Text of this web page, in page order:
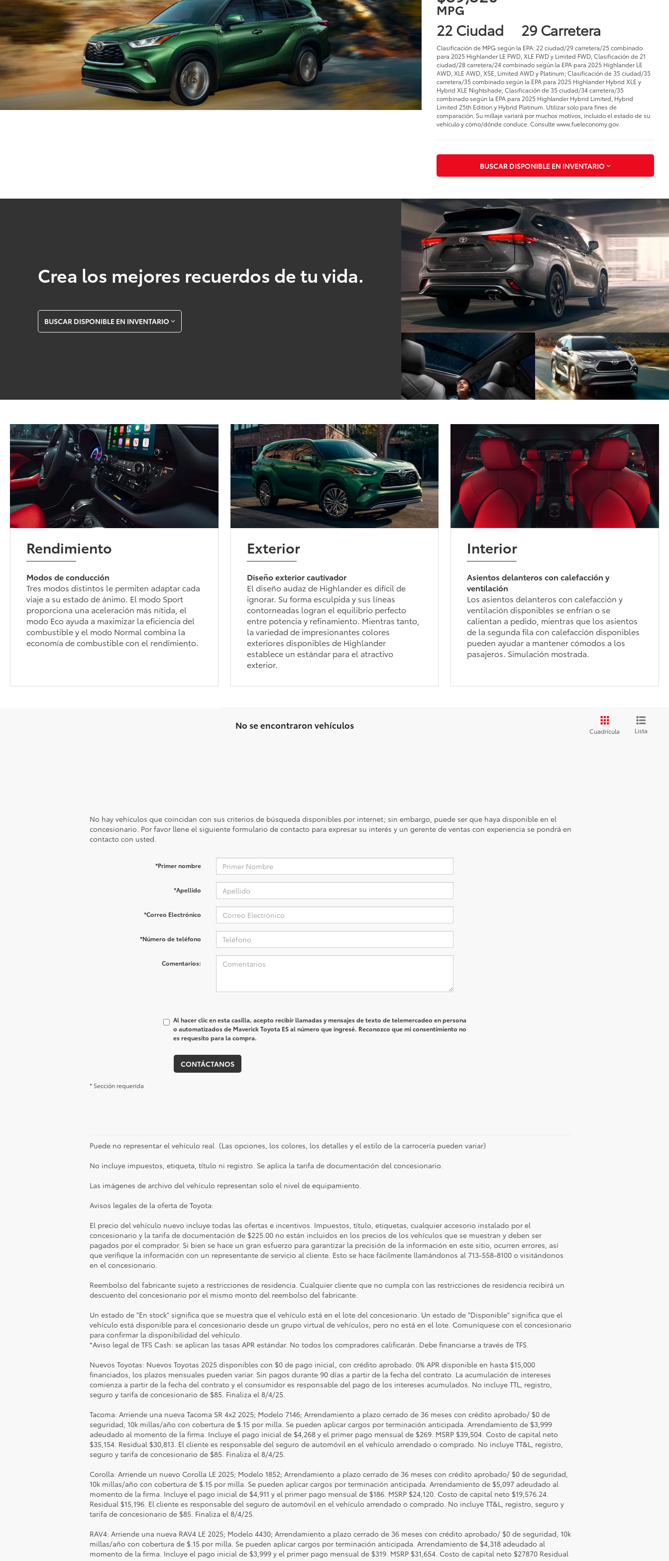
MPG
22 Ciudad 29 Carretera
Clasificación de MPG según la EPA: 22 ciudad/29 carretera/25 combinado
para 2025 Highlander LE FWD, XLE FWD y Limited FWD; Clasificación de 21
ciudad/28 carretera/24 combinado según la EPA para 2025 Highlander LE
AWD, XLE AWD, XSE, Limited AWD y Platinum; Clasificación de 35 ciudad/35
carretera/35 combinado según la EPA para 2025 Highlander Hybrid XLE y
Hybrid XLE Nightshade; Clasificación de 35 ciudad/34 carretera/35
combinado según la EPA para 2025 Highlander Hybrid Limited, Hybrid
Limited 25th Edition y Hybrid Platinum. Utilizar solo para fines de
comparación. Su millaje variará por muchos motivos, incluido el estado de su
vehículo y cómo/dónde conduce. Consulte www.fueleconomy.gov.
BUSCAR DISPONIBLE EN INVENTARIO
Crea los mejores recuerdos de tu vida.
BUSCAR DISPONIBLE EN INVENTARIO
Rendimiento
Modos de conducción
Tres modos distintos le permiten adaptar cada
viaje a su estado de ánimo. El modo Sport
proporciona una aceleración más nítida, el
modo Eco ayuda a maximizar la eficiencia del
combustible y el modo Normal combina la
economía de combustible con el rendimiento.
Exterior
Diseño exterior cautivador
El diseño audaz de Highlander es difícil de
ignorar. Su forma esculpida y sus líneas
contorneadas logran el equilibrio perfecto
entre potencia y refinamiento. Mientras tanto,
la variedad de impresionantes colores
exteriores disponibles de Highlander
establece un estándar para el atractivo
exterior.
Interior
Asientos delanteros con calefacción y
ventilación
Los asientos delanteros con calefacción y
ventilación disponibles se enfrían o se
calientan a pedido, mientras que los asientos
de la segunda fila con calefacción disponibles
pueden ayudar a mantener cómodos a los
pasajeros. Simulación mostrada.
No se encontraron vehículos
Cuadrícula Lista
No hay vehículos que coincidan con sus criterios de búsqueda disponibles por internet; sin embargo, puede ser que haya disponible en el
concesionario. Por favor llene el siguiente formulario de contacto para expresar su interés y un gerente de ventas con experiencia se pondrá en
contacto con usted.
*Primer nombre
*Apellido
*Correo Electrónico
*Número de teléfono
Comentarios:
Al hacer clic en esta casilla, acepto recibir llamadas y mensajes de texto de telemercadeo en persona
o automatizados de Maverick Toyota ES al número que ingresé. Reconozco que mi consentimiento no
es requesito para la compra.
CONTÁCTANOS
* Sección requerida
Puede no representar el vehículo real. (Las opciones, los colores, los detalles y el estilo de la carrocería pueden variar)
No incluye impuestos, etiqueta, título ni registro. Se aplica la tarifa de documentación del concesionario.
Las imágenes de archivo del vehículo representan solo el nivel de equipamiento.
Avisos legales de la oferta de Toyota:
El precio del vehículo nuevo incluye todas las ofertas e incentivos. Impuestos, título, etiquetas, cualquier accesorio instalado por el
concesionario y la tarifa de documentación de $225.00 no están incluidos en los precios de los vehículos que se muestran y deben ser
pagados por el comprador. Si bien se hace un gran esfuerzo para garantizar la precisión de la información en este sitio, ocurren errores, así
que verifique la información con un representante de servicio al cliente. Esto se hace fácilmente llamándonos al 713-558-8100 o visitándonos
en el concesionario.
Reembolso del fabricante sujeto a restricciones de residencia. Cualquier cliente que no cumpla con las restricciones de residencia recibirá un
descuento del concesionario por el mismo monto del reembolso del fabricante.
Un estado de "En stock" significa que se muestra que el vehículo está en el lote del concesionario. Un estado de "Disponible" significa que el
vehículo está disponible para el concesionario desde un grupo virtual de vehículos, pero no está en el lote. Comuníquese con el concesionario
para confirmar la disponibilidad del vehículo.
*Aviso legal de TFS Cash: se aplican las tasas APR estándar. No todos los compradores calificarán. Debe financiarse a través de TFS.
Nuevos Toyotas: Nuevos Toyotas 2025 disponibles con $0 de pago inicial, con crédito aprobado. 0% APR disponible en hasta $15,000
financiados, los plazos mensuales pueden variar. Sin pagos durante 90 días a partir de la fecha del contrato. La acumulación de intereses
comienza a partir de la fecha del contrato y el consumidor es responsable del pago de los intereses acumulados. No incluye TTL, registro,
seguro y tarifa de concesionario de $85. Finaliza el 8/4/25.
Tacoma: Arriende una nueva Tacoma SR 4x2 2025; Modelo 7146; Arrendamiento a plazo cerrado de 36 meses con crédito aprobado/ $0 de
seguridad, 10k millas/año con cobertura de $.15 por milla. Se pueden aplicar cargos por terminación anticipada. Arrendamiento de $3,999
adeudado al momento de la firma. Incluye el pago inicial de $4,268 y el primer pago mensual de $269. MSRP $39,504. Costo de capital neto
$35,154. Residual $30,813. El cliente es responsable del seguro de automóvil en el vehículo arrendado o comprado. No incluye TT&L, registro,
seguro y tarifa de concesionario de $85. Finaliza el 8/4/25.
Corolla: Arriende un nuevo Corolla LE 2025; Modelo 1852; Arrendamiento a plazo cerrado de 36 meses con crédito aprobado/ $0 de seguridad,
10k millas/año con cobertura de $.15 por milla. Se pueden aplicar cargos por terminación anticipada. Arrendamiento de $5,097 adeudado al
momento de la firma. Incluye el pago inicial de $4,911 y el primer pago mensual de $186. MSRP $24,120. Costo de capital neto $19,576.24.
Residual $15,196. El cliente es responsable del seguro de automóvil en el vehículo arrendado o comprado. No incluye TT&L, registro, seguro y
tarifa de concesionario de $85. Finaliza el 8/4/25.
RAV4: Arriende una nueva RAV4 LE 2025; Modelo 4430; Arrendamiento a plazo cerrado de 36 meses con crédito aprobado/ $0 de seguridad, 10k
millas/año con cobertura de $.15 por milla. Se pueden aplicar cargos por terminación anticipada. Arrendamiento de $4,318 adeudado al
momento de la firma. Incluye el pago inicial de $3,999 y el primer pago mensual de $319. MSRP $31,654. Costo de capital neto $27870 Residual